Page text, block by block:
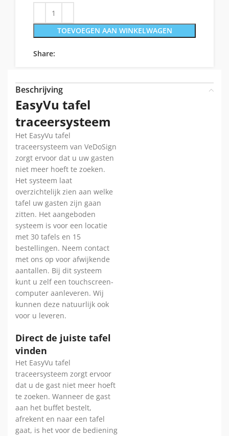
TOEVOEGEN AAN WINKELWAGEN
Share:
Beschrijving
EasyVu tafel
traceersysteem
Het EasyVu tafel
traceersysteem van VeDoSign
zorgt ervoor dat u uw gasten
niet meer hoeft te zoeken.
Het systeem laat
overzichtelijk zien aan welke
tafel uw gasten zijn gaan
zitten. Het aangeboden
systeem is voor een locatie
met 30 tafels en 15
bestellingen. Neem contact
met ons op voor afwijkende
aantallen. Bij dit systeem
kunt u zelf een touchscreen-
computer aanleveren. Wij
kunnen deze natuurlijk ook
voor u leveren.
Direct de juiste tafel
vinden
Het EasyVu tafel
traceersysteem zorgt ervoor
dat u de gast niet meer hoeft
te zoeken. Wanneer de gast
aan het buffet bestelt,
afrekent en naar een tafel
gaat, is het voor de bediening